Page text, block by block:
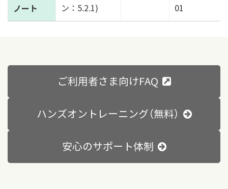
ノート
ン：5.2.1)
01
ご利用者さま向けFAQ
ハンズオントレーニング（無料）
安心のサポート体制